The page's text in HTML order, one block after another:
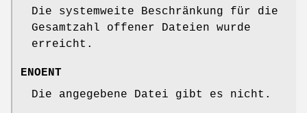
Die systemweite Beschränkung für die
Gesamtzahl offener Dateien wurde
erreicht.
ENOENT
Die angegebene Datei gibt es nicht.